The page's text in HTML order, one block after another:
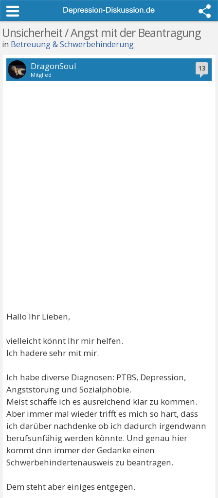
Unsicherheit / Angst mit der Beantragung
in Betreuung & Schwerbehinderung
13
DragonSoul
Mitglied
Hallo Ihr Lieben,
vielleicht könnt Ihr mir helfen.
Ich hadere sehr mit mir.
Ich habe diverse Diagnosen: PTBS, Depression,
Angststörung und Sozialphobie.
Meist schaffe ich es ausreichend klar zu kommen.
Aber immer mal wieder trifft es mich so hart, dass
ich darüber nachdenke ob ich dadurch irgendwann
berufsunfähig werden könnte. Und genau hier
kommt dnn immer der Gedanke einen
Schwerbehindertenausweis zu beantragen.
Dem steht aber einiges entgegen.